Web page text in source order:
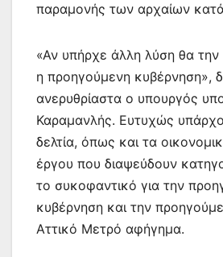
παραμονής των αρχαίων
«Αν υπήρχε άλλη λύση θα την
η προηγούμενη κυβέρνηση»,
ανερυθρίαστα ο υπουργός
Καραμανλής. Ευτυχώς
δελτία, όπως και τα
έργου που διαψεύδουν
το συκοφαντικό για την
κυβέρνηση και την
Αττικό Μετρό αφήγημα.